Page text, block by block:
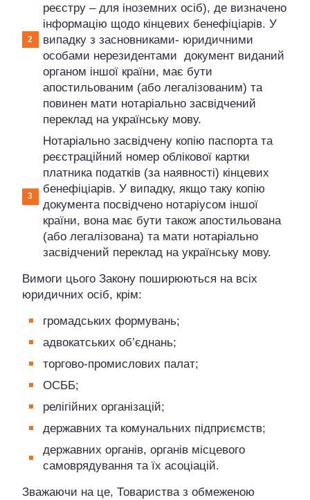
реєстру – для іноземних осіб), де визначено
інформацію щодо кінцевих бенефіціарів. У
випадку з засновниками- юридичними
особами нерезидентами документ виданий
органом іншої країни, має бути
апостильованим (або легалізованим) та
повинен мати нотаріально засвідчений
переклад на українську мову.
Нотаріально засвідчену копію паспорта та
реєстраційний номер облікової картки
платника податків (за наявності) кінцевих
бенефіціарів. У випадку, якщо таку копію
документа посвідчено нотаріусом іншої
країни, вона має бути також апостильована
(або легалізована) та мати нотаріально
засвідчений переклад на українську мову.
Вимоги цього Закону поширюються на всіх
юридичних осіб, крім:
громадських формувань;
адвокатських об’єднань;
торгово-промислових палат;
ОСББ;
релігійних організацій;
державних та комунальних підприємств;
державних органів, органів місцевого
самоврядування та їх асоціацій.
Зважаючи на це, Товариства з обмеженою